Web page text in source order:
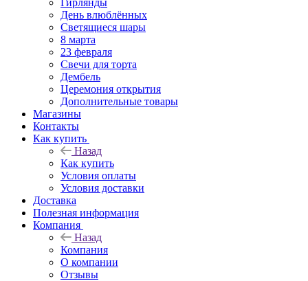
Гирлянды
День влюблённых
Светящиеся шары
8 марта
23 февраля
Свечи для торта
Дембель
Церемония открытия
Дополнительные товары
Магазины
Контакты
Как купить
Назад
Как купить
Условия оплаты
Условия доставки
Доставка
Полезная информация
Компания
Назад
Компания
О компании
Отзывы